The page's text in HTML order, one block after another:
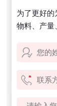
为了更好的
物料、产量